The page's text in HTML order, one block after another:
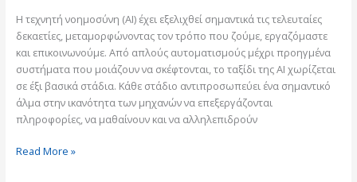
Η τεχνητή νοημοσύνη (AI) έχει εξελιχθεί σημαντικά τις τελευταίες
δεκαετίες, μεταμορφώνοντας τον τρόπο που ζούμε, εργαζόμαστε
και επικοινωνούμε. Από απλούς αυτοματισμούς μέχρι προηγμένα
συστήματα που μοιάζουν να σκέφτονται, το ταξίδι της AI χωρίζεται
σε έξι βασικά στάδια. Κάθε στάδιο αντιπροσωπεύει ένα σημαντικό
άλμα στην ικανότητα των μηχανών να επεξεργάζονται
πληροφορίες, να μαθαίνουν και να αλληλεπιδρούν
Read More »